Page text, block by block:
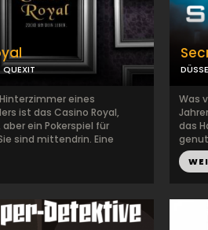
QUEXIT
eines
ist das Casino Royal,
aber ein Pokerspiel für
sind mittendrin. Eine
Was
das